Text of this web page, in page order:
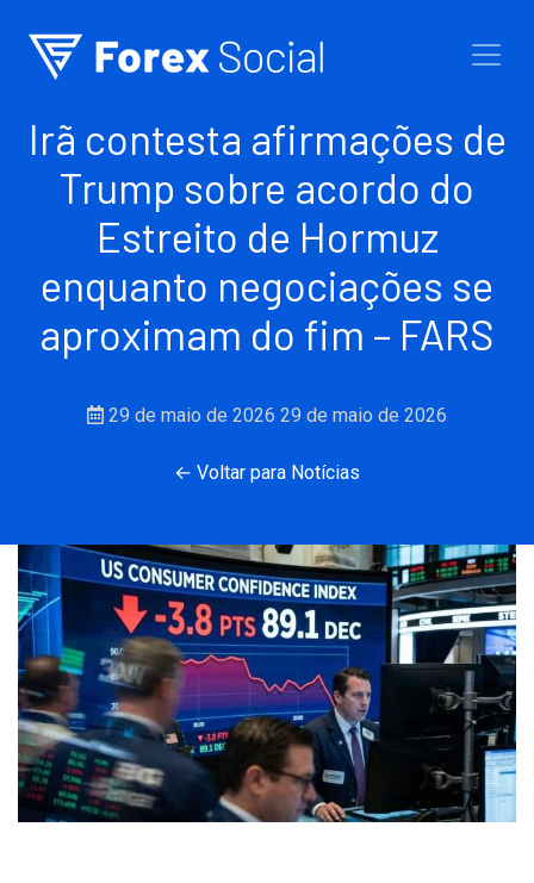
Irã contesta afirmações de
Trump sobre acordo do
Estreito de Hormuz
enquanto negociações se
aproximam do fim – FARS
29 de maio de 2026 29 de maio de 2026
← Voltar para Notícias